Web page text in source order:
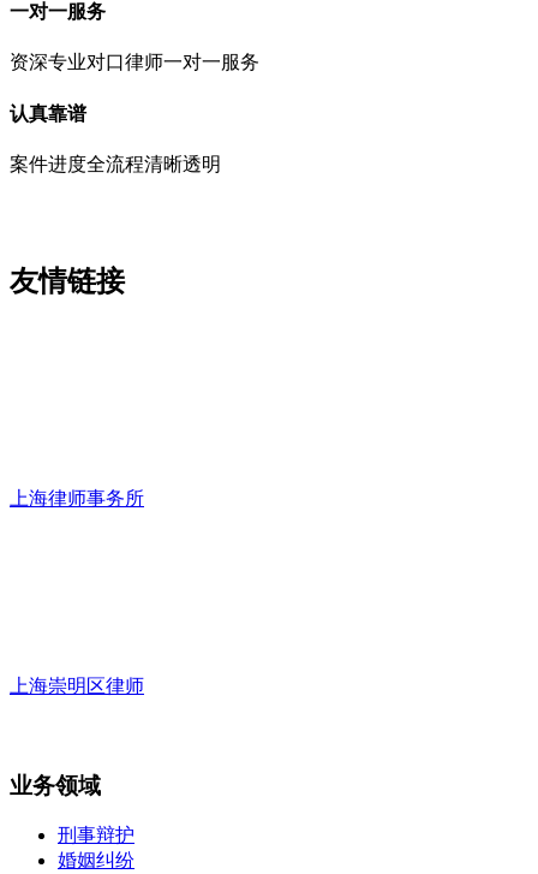
一对一服务
资深专业对口律师一对一服务
认真靠谱
案件进度全流程清晰透明
友情链接
上海律师事务所
上海崇明区律师
业务领域
刑事辩护
婚姻纠纷